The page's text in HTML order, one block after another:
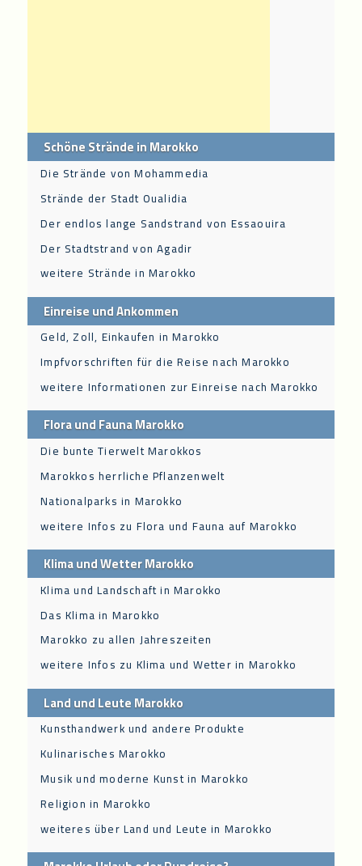
Schöne Strände in Marokko
Die Strände von Mohammedia
Strände der Stadt Oualidia
Der endlos lange Sandstrand von Essaouira
Der Stadtstrand von Agadir
weitere Strände in Marokko
Einreise und Ankommen
Geld, Zoll, Einkaufen in Marokko
Impfvorschriften für die Reise nach Marokko
weitere Informationen zur Einreise nach Marokko
Flora und Fauna Marokko
Die bunte Tierwelt Marokkos
Marokkos herrliche Pflanzenwelt
Nationalparks in Marokko
weitere Infos zu Flora und Fauna auf Marokko
Klima und Wetter Marokko
Klima und Landschaft in Marokko
Das Klima in Marokko
Marokko zu allen Jahreszeiten
weitere Infos zu Klima und Wetter in Marokko
Land und Leute Marokko
Kunsthandwerk und andere Produkte
Kulinarisches Marokko
Musik und moderne Kunst in Marokko
Religion in Marokko
weiteres über Land und Leute in Marokko